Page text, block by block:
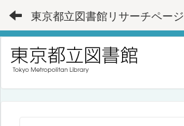
東京都立図書館リサーチページ